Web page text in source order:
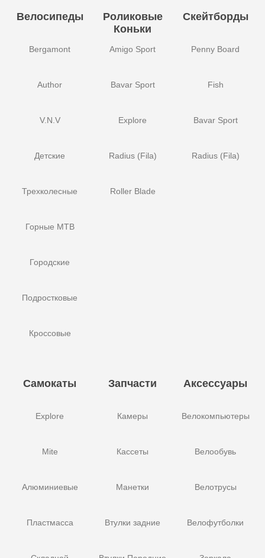
Велосипеды
Bergamont
Author
V.N.V
Детские
Трехколесные
Горные MTB
Городские
Подростковые
Кроссовые
Роликовые
Коньки
Amigo Sport
Bavar Sport
Explore
Radius (Fila)
Roller Blade
Скейтборды
Penny Board
Fish
Bavar Sport
Radius (Fila)
Самокаты
Explore
Mite
Алюминиевые
Пластмасса
Запчасти
Камеры
Кассеты
Манетки
Втулки задние
Аксессуары
Велокомпьютеры
Велообувь
Велотрусы
Велофутболки